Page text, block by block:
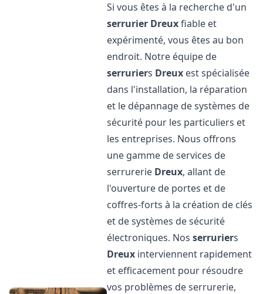
Si vous êtes à la recherche d'un
serrurier Dreuxfiable et
expérimenté, vous êtes au bon
endroit. Notre équipe de
serruriers Dreux est spécialisée
dans l'installation, la réparation
et le dépannage de systèmes de
sécurité pour les particuliers et
les entreprises. Nous offrons
une gamme de services de
serrurerie Dreux, allant de
l'ouverture de portes et de
coffres-forts à la création de clés
et de systèmes de sécurité
électroniques. Nosserruriers
Dreux interviennent rapidement
et efficacement pour résoudre
vos problèmes de serrurerie,